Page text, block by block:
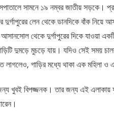
সামনে ১৯ নম্বর জাতীয় সড়কে।
লেন থেকে ডানদিকে বাঁক নিয়ে
থেকে দুর্গাপুরের দিকে যাওয়া একটি
দুমড়ে মুচড়ে যায়। যদিও সেই সময়
গাড়ির মধ্যে থাকা এক মহিলা
জন্য খুবই বিপজ্জনক। তার জন্য এই